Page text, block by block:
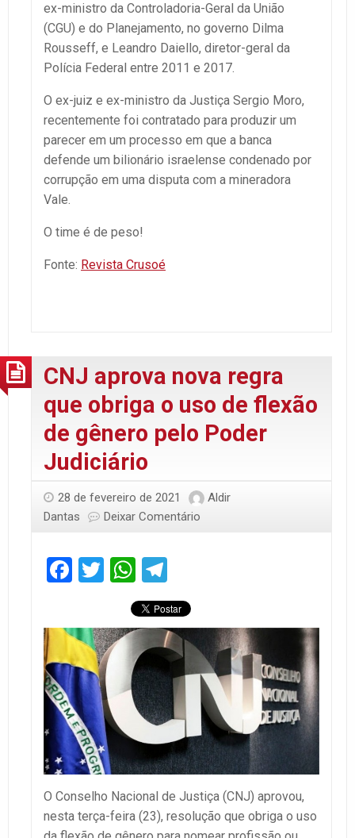
ex-ministro da Controladoria-Geral da União
(CGU) e do Planejamento, no governo Dilma
Rousseff, e Leandro Daiello, diretor-geral da
Polícia Federal entre 2011 e 2017.
O ex-juiz e ex-ministro da Justiça Sergio Moro,
recentemente foi contratado para produzir um
parecer em um processo em que a banca
defende um bilionário israelense condenado por
corrupção em uma disputa com a mineradora
Vale.
O time é de peso!
Fonte: Revista Crusoé
CNJ aprova nova regra
que obriga o uso de flexão
de gênero pelo Poder
Judiciário
28 de fevereiro de 2021
Aldir
Dantas
Deixar Comentário
Facebook
TwitterWhatsApp
O Conselho Nacional de Justiça (CNJ) aprovou,
nesta terça-feira (23), resolução que obriga o uso